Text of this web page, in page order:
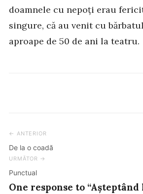
doamnele cu nepoți erau
singure, că au venit cu
aproape de 50 de ani la teatru.
Post
navigation
← ANTERIOR
De la o coadă
URMĂTOR →
Punctual
One response to